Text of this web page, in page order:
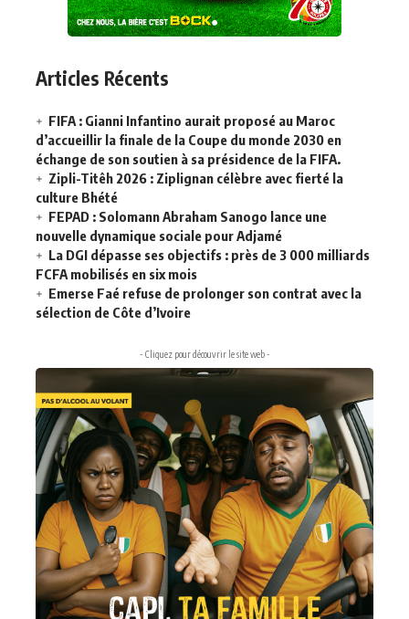
Articles Récents
FIFA : Gianni Infantino aurait proposé au Maroc
d’accueillir la finale de la Coupe du monde 2030 en
échange de son soutien à sa présidence de la FIFA.
Zipli-Titêh 2026 : Ziplignan célèbre avec fierté la
culture Bhété
FEPAD : Solomann Abraham Sanogo lance une
nouvelle dynamique sociale pour Adjamé
La DGI dépasse ses objectifs : près de 3 000 milliards
FCFA mobilisés en six mois
Emerse Faé refuse de prolonger son contrat avec la
sélection de Côte d’Ivoire
- Cliquez pour découvrir le site web -